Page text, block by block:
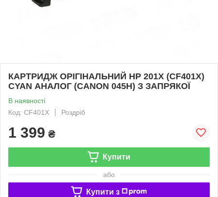
КАРТРИДЖ ОРІГІНАЛЬНИЙ HP 201X (CF401X)
CYAN АНАЛОГ (CANON 045H) З ЗАПРЯКОЇ
В наявності
Код: CF401X
Роздріб
1 399 ₴
Купити
або
Купити з